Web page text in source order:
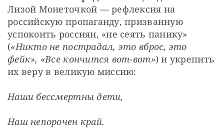
Лизой Монеточкой — рефлексия на
российскую пропаганду, призванную
успокоить россиян, «не сеять панику»
(«Никто не пострадал, это вброс, это
фейк», «Все кончится вот-вот») и укрепить
их веру в великую миссию:
Наши бессмертны дети,
Наш непорочен край.